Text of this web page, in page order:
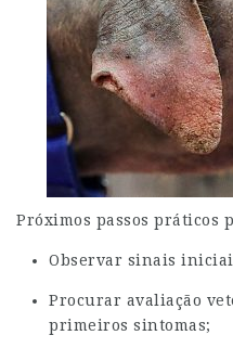
Próximos passos práticos
Observar sinais
Procurar avaliação
primeiros sintomas;